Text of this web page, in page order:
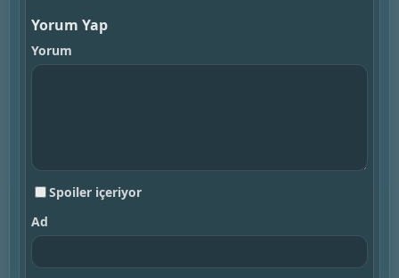
Yorum Yap
Yorum
Spoiler içeriyor
Ad